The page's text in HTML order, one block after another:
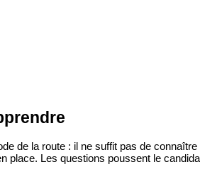
de la route : il ne suffit pas de
place. Les questions poussent le